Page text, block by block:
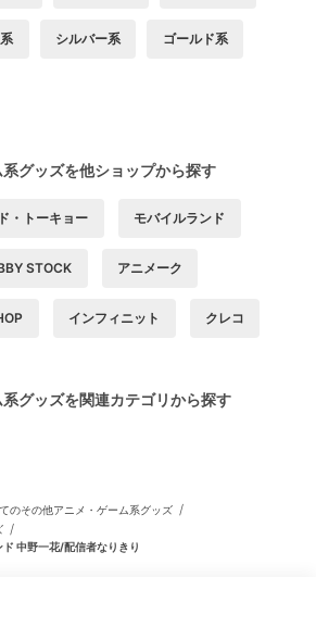
シルバー系 ゴールド系
グッズを他ショップから探す
・トーキョー モバイルランド
STOCK アニメーク
インフィニット クレコ
グッズを関連カテゴリから探す
のその他アニメ・ゲーム系グッズ /
/
中野一花/配信者なりきり